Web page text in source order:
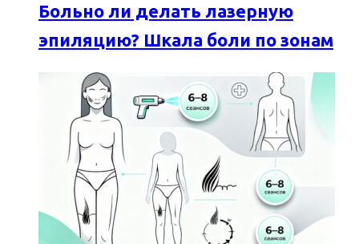
Больно ли делать лазерную
эпиляцию? Шкала боли по зонам